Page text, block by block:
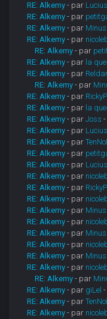
RE: Alkemy - par
RE: Alkemy - par
RE: Alkemy - par Minus
RE: Alkemy - par
RE: Alkemy - par
RE: Alkemy - par la
RE: Alkemy - par
RE: Alkemy - par
RE: Alkemy - par
RE: Alkemy - par la
RE: Alkemy - parJoss
RE: Alkemy - par
RE: Alkemy - par
RE: Alkemy - par
RE: Alkemy - par
RE: Alkemy - par
RE: Alkemy - par
RE: Alkemy - par
RE: Alkemy - par Minus
RE: Alkemy - par
RE: Alkemy - par Minus
RE: Alkemy - par
RE: Alkemy - par Minus
RE: Alkemy - par
RE: Alkemy - par
RE: Alkemy - par giLel
RE: Alkemy - par
RE: Alkemy - par